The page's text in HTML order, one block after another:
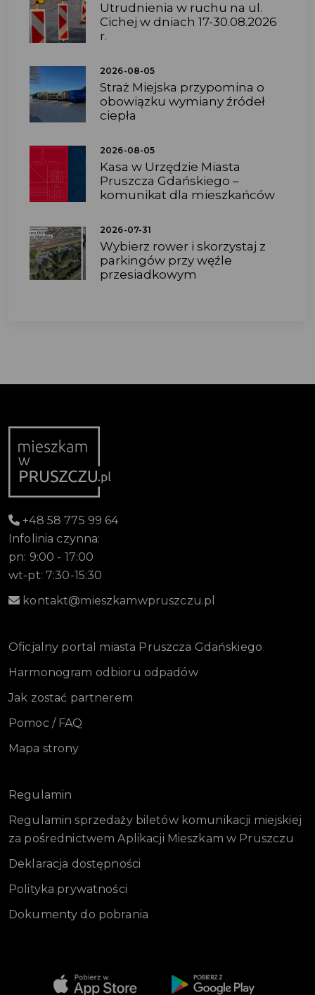
Utrudnienia w ruchu na ul.
Cichej w dniach 17-30.08.2026
r.
2026-08-05
Straż Miejska przypomina o
obowiązku wymiany źródeł
ciepła
2026-08-05
Kasa w Urzędzie Miasta
Pruszcza Gdańskiego –
komunikat dla mieszkańców
2026-07-31
Wybierz rower i skorzystaj z
parkingów przy węźle
przesiadkowym
+48 58 775 99 64
Infolinia czynna:
pn: 9:00 - 17:00
wt-pt: 7:30-15:30
kontakt@mieszkamwpruszczu.pl
Oficjalny portal miasta Pruszcza Gdańskiego
Harmonogram odbioru odpadów
Jak zostać partnerem
Pomoc / FAQ
Mapa strony
Regulamin
Regulamin sprzedaży biletów komunikacji miejskiej
za pośrednictwem Aplikacji Mieszkam w Pruszczu
Deklaracja dostępności
Polityka prywatności
Dokumenty do pobrania